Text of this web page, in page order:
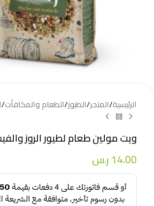
الرئيسية/المتجر/الطيور/الطعام والمكافأت/
ويت مولين طعام لطيور الروز والفيشر 600
14.00 ر.س